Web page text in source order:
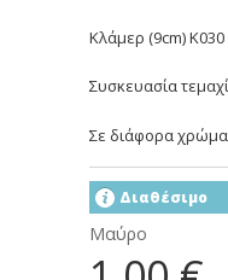
Κλάμερ (9cm) K030
Συσκευασία
Σε διάφορα
Διαθέσιμο
Μαύρο